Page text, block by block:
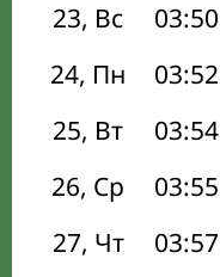
23, Вс
03:50
24, Пн
03:52
25, Вт
03:54
26, Ср
03:55
27, Чт
03:57